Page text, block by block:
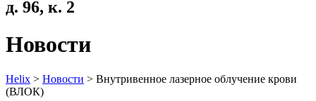
д. 96, к. 2
Новости
Helix > Новости > Внутривенное лазерное облучение крови
(ВЛОК)